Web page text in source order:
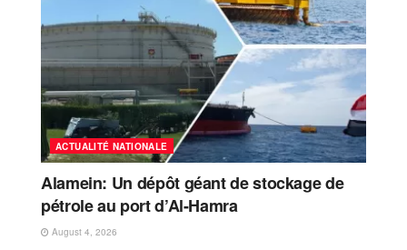
ACTUALITÉ NATIONALE
Alamein: Un dépôt géant de stockage de
pétrole au port d’Al-Hamra
August 4, 2026